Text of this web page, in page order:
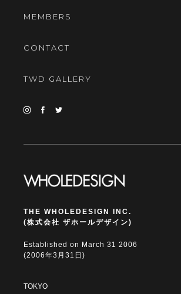
MEMBERS
CONTACT
TWD GALLERY
THE WHOLEDESIGN INC.
(株式会社 ザホールデザイン)
Established on March 31 2006
(2006年3月31日)
TOKYO